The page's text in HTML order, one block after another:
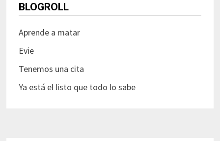
BLOGROLL
Aprende a matar
Evie
Tenemos una cita
Ya está el listo que todo lo sabe